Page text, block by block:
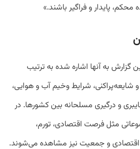
پایدار و فراگیر باشند.»
گزارش به آنها اشاره شده به ترتیب
و شایعه‌پراکنی، شرایط وخیم آب و هوایی،
و درگیری مسلحانه بین کشور‌ها. در
موضوعاتی مثل فرصت اقتصادی، تورم،
اقتصادی و جمعیت نیز مشاهده می‌شوند.